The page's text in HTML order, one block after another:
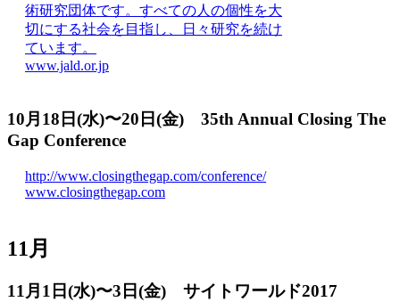
術研究団体です。すべての人の個性を大
切にする社会を目指し、日々研究を続け
ています。
www.jald.or.jp
10月18日(水)〜20日(金) 35th Annual Closing The
Gap Conference
http://www.closingthegap.com/conference/
www.closingthegap.com
11月
11月1日(水)〜3日(金) サイトワールド2017